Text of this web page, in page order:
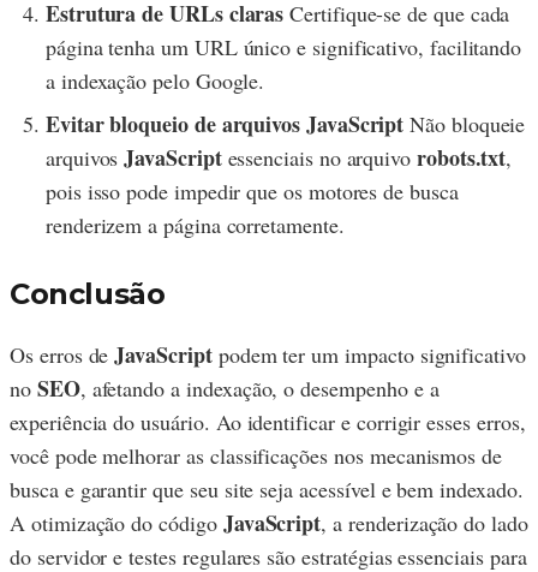
Estrutura de URLs claras Certifique-se de que cada
página tenha um URL único e significativo, facilitando
a indexação pelo Google.
Evitar bloqueio de arquivos JavaScript Não bloqueie
arquivosJavaScriptessenciais no arquivo robots.txt,
pois isso pode impedir que os motores de busca
renderizem a página corretamente.
Conclusão
Os erros deJavaScriptpodem ter um impacto significativo
no SEO, afetando a indexação, o desempenho e a
experiência do usuário. Ao identificar e corrigir esses erros,
você pode melhorar as classificações nos mecanismos de
busca e garantir que seu site seja acessível e bem indexado.
A otimização do código JavaScript, a renderização do lado
do servidor e testes regulares são estratégias essenciais para